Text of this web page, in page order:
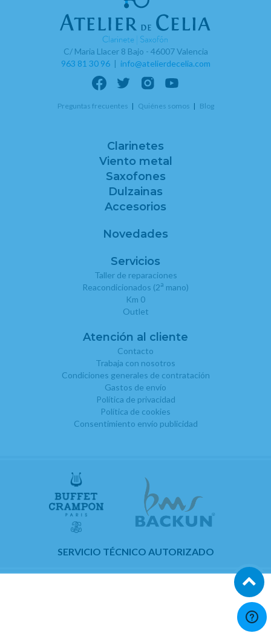
C/ Maria Llacer 8 Bajo - 46007 Valencia
963 81 30 96| info@atelierdecelia.com
Preguntas frecuentes Quiénes somos Blog
Clarinetes
Viento metal
Saxofones
Dulzainas
Accesorios
Novedades
Servicios
Taller de reparaciones
Reacondicionados (2a mano)
Km 0
Outlet
Atención al cliente
Contacto
Trabaja con nosotros
Condiciones generales de contratación
Gastos de envío
Política de privacidad
Política de cookies
Consentimiento envío publicidad
SERVICIO TÉCNICO AUTORIZADO